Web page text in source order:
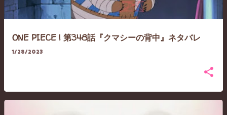
ONE PIECE | 第348話『クマシーの背中』ネタバレ
1/28/2023